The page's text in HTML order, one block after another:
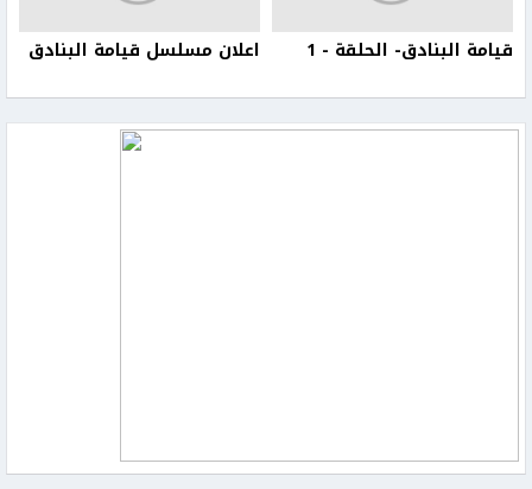
قيامة البنادق- الحلقة - 1 اعلان مسلسل قيامة البنادق